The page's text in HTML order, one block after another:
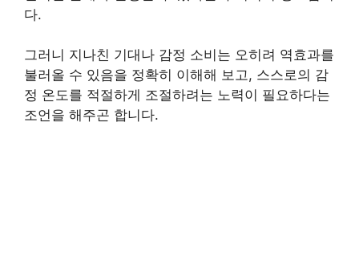
다.
그러니 지나친 기대나 감정 소비는 오히려 역효과를
불러올 수 있음을 정확히 이해해 보고, 스스로의 감
정 온도를 적절하게 조절하려는 노력이 필요하다는
조언을 해주곤 합니다.